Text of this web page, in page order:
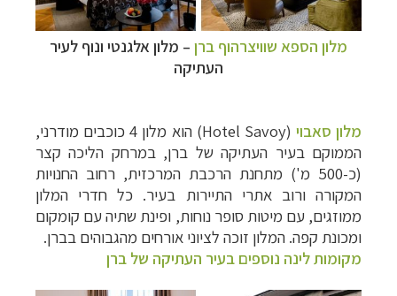
מלון הספא שוויצרהוף ברן – מלון אלגנטי ונוף לעיר
העתיקה
מלון סאבוי (
Hotel Savoy
) הוא מלון 4 כוכבים מודרני,
הממוקם בעיר העתיקה של ברן, במרחק הליכה קצר
(כ-500 מ') מתחנת הרכבת המרכזית, רחוב החנויות
המקורה ורוב אתרי התיירות בעיר. כל חדרי המלון
ממוזגים, עם מיטות סופר נוחות, ופינת שתיה עם קומקום
ומכונת קפה. המלון זוכה לציוני אורחים מהגבוהים בברן.
מקומות לינה נוספים בעיר העתיקה של ברן